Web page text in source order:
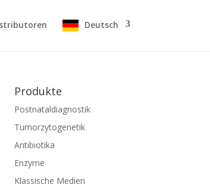
Deutsch
Produkte
Postnataldiagnostik
Tumorzytogenetik
Antibiotika
Enzyme
Klassische Medien